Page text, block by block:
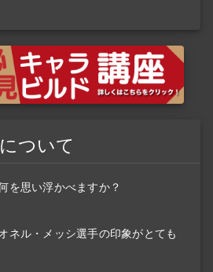
ついて
を思い浮かべますか？
ネル・メッシ選手の印象がとても